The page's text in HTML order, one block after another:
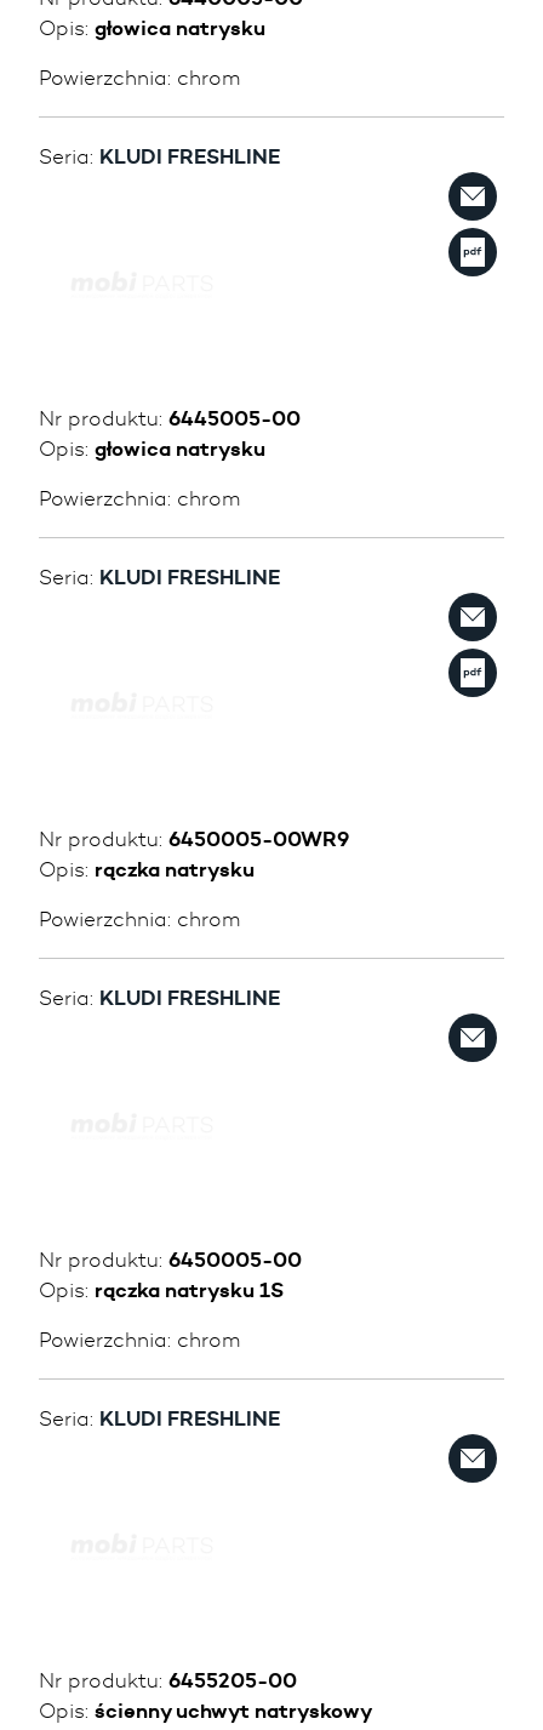
Opis: głowica natrysku
Powierzchnia: chrom
Seria: KLUDI FRESHLINE
Nr produktu: 6445005-00
Opis: głowica natrysku
Powierzchnia: chrom
Seria: KLUDI FRESHLINE
Nr produktu: 6450005-00WR9
Opis: rączka natrysku
Powierzchnia: chrom
Seria: KLUDI FRESHLINE
Nr produktu: 6450005-00
Opis: rączka natrysku 1S
Powierzchnia: chrom
Seria: KLUDI FRESHLINE
Nr produktu: 6455205-00
Opis: ścienny uchwyt natryskowy